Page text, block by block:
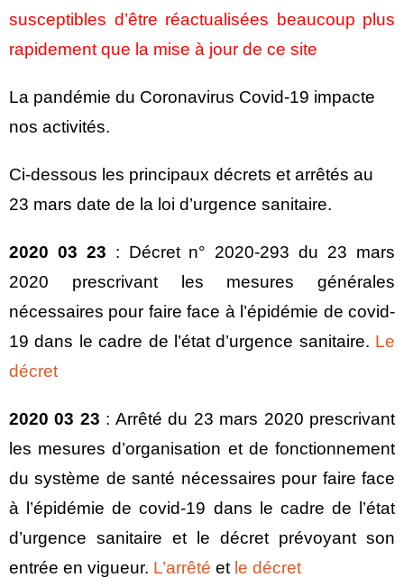
Actualité
susceptibles d’être réactualisées beaucoup plus
rapidement que la mise à jour de ce site
La pandémie du Coronavirus Covid-19 impacte
nos activités.
Ci-dessous les principaux décrets et arrêtés au
23 mars date de la loi d’urgence sanitaire.
2020 03 23 : Décret n° 2020-293 du 23 mars
2020 prescrivant les mesures générales
nécessaires pour faire face à l’épidémie de covid-
19 dans le cadre de l’état d’urgence sanitaire. Le
décret
2020 03 23 : Arrêté du 23 mars 2020 prescrivant
les mesures d’organisation et de fonctionnement
du système de santé nécessaires pour faire face
à l’épidémie de covid-19 dans le cadre de l’état
d’urgence sanitaire et le décret prévoyant son
entrée en vigueur. L’arrêté et le décret